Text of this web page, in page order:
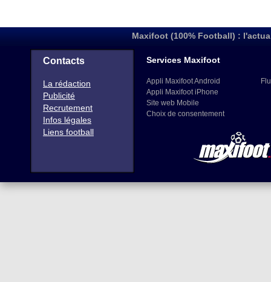
Maxifoot (100% Football) :
Contacts
La rédaction
Publicité
Recrutement
Infos légales
Liens football
Services Maxifoot
Appli Maxifoot Android
Appli Maxifoot iPhone
Site web Mobile
Choix de consentement